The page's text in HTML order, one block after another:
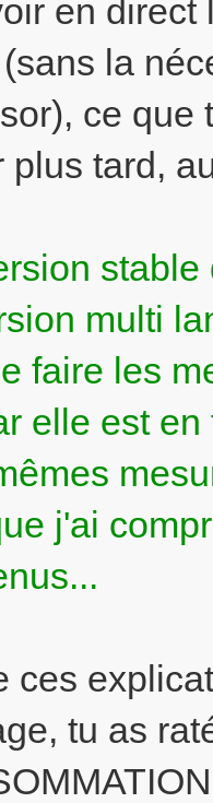
en
la
ce que
plus tard,
multi
faire les
elle est
j'ai
ces
tu as